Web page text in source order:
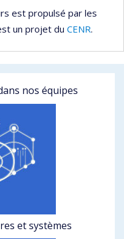
est propulsé par les
un projet du CENR.
nos équipes
et systèmes